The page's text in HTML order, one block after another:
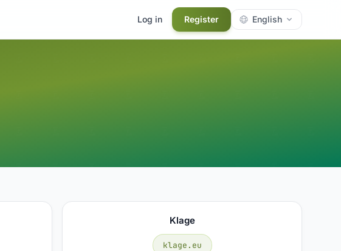
Log in Register English
Klage
klage.eu